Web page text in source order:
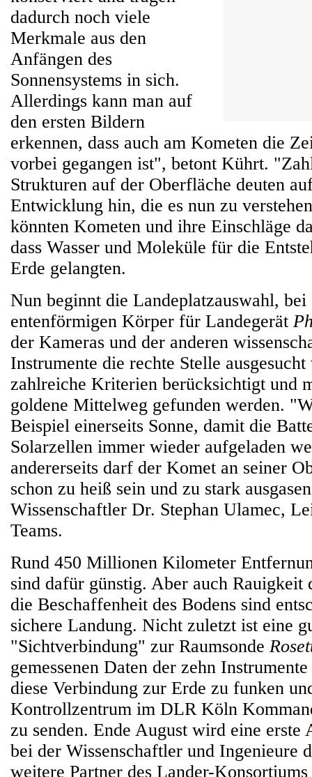
dadurch noch viele
Merkmale aus den
Anfängen des
Sonnensystems in sich.
Allerdings kann man auf
den ersten Bildern
erkennen, dass auch am Kometen die
vorbei gegangen ist", betont Kührt.
Strukturen auf der Oberfläche deuten
Entwicklung hin, die es nun zu
könnten Kometen und ihre Einschläge
dass Wasser und Moleküle für die
Erde gelangten.
Nun beginnt die Landeplatzauswahl, bei
entenförmigen Körper für Landegerät
der Kameras und der anderen
Instrumente die rechte Stelle
zahlreiche Kriterien berücksichtigt und
goldene Mittelweg gefunden werden.
Beispiel einerseits Sonne, damit die
Solarzellen immer wieder aufgeladen
andererseits darf der Komet an seiner
schon zu heiß sein und zu stark
Wissenschaftler Dr. Stephan Ulamec,
Teams.
Rund 450 Millionen Kilometer
sind dafür günstig. Aber auch Rauigkeit
die Beschaffenheit des Bodens sind
sichere Landung. Nicht zuletzt ist eine
"Sichtverbindung" zur Raumsonde
gemessenen Daten der zehn
diese Verbindung zur Erde zu funken
Kontrollzentrum im DLR Köln
zu senden. Ende August wird eine erste
bei der Wissenschaftler und Ingenieure
weitere Partner des Lander-